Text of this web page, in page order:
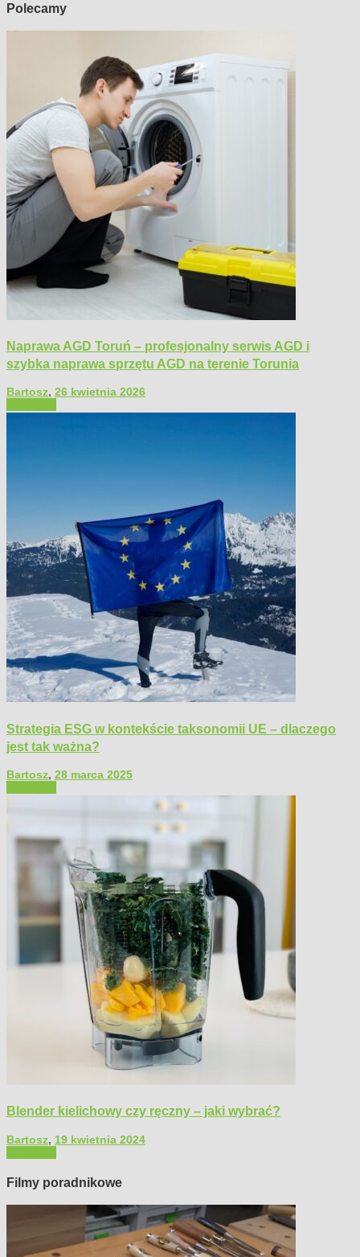
Polecamy
Naprawa AGD Toruń – profesjonalny serwis AGD i
szybka naprawa sprzętu AGD na terenie Torunia
Bartosz, 26 kwietnia 2026
Strategia ESG w kontekście taksonomii UE – dlaczego
jest tak ważna?
Bartosz, 28 marca 2025
Blender kielichowy czy ręczny – jaki wybrać?
Bartosz, 19 kwietnia 2024
Filmy poradnikowe